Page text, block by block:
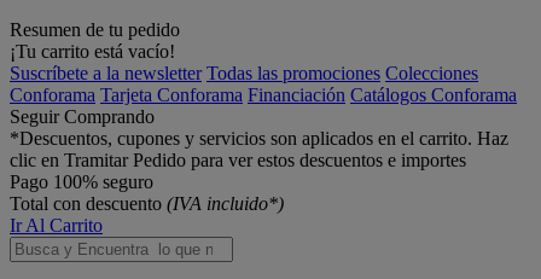
Resumen de tu pedido
¡Tu carrito está vacío!
Suscríbete a la newsletter Todas las promociones Colecciones
Conforama Tarjeta Conforama Financiación Catálogos Conforama
Seguir Comprando
*Descuentos, cupones y servicios son aplicados en el carrito. Haz
clic en Tramitar Pedido para ver estos descuentos e importes
Pago 100% seguro
Total con descuento (IVA incluido*)
Ir Al Carrito